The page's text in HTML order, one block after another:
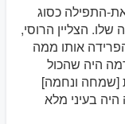
התפילה כסוג
הצליין הרוסי,
אותו ממה
היה שהכול
[שמחה ונחמה]
היה בעיני מלא